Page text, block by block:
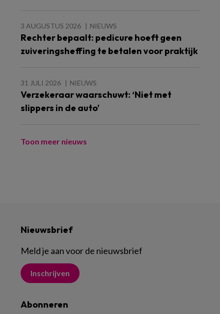
3 AUGUSTUS 2026 NIEUWS
Rechter bepaalt: pedicure hoeft geen
zuiveringsheffing te betalen voor praktijk
31 JULI 2026 NIEUWS
Verzekeraar waarschuwt: ‘Niet met
slippers in de auto’
Toon meer nieuws
Nieuwsbrief
Meld je aan voor de nieuwsbrief
Inschrijven
Abonneren